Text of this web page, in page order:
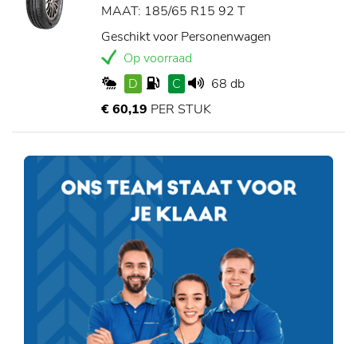
MAAT: 185/65 R15 92 T
Geschikt voor Personenwagen
Op voorraad
D
C
68 db
€ 60,19 PER STUK